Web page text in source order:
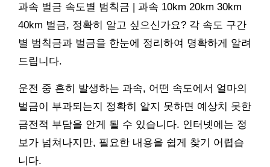
과속 벌금 속도별 범칙금 | 과속 10km 20km 30km
40km 벌금, 정확히 알고 싶으신가요? 각 속도 구간
별 범칙금과 벌금을 한눈에 정리하여 명확하게 알려
드립니다.
운전 중 흔히 발생하는 과속, 어떤 속도에서 얼마의
벌금이 부과되는지 정확히 알지 못하면 예상치 못한
금전적 부담을 안게 될 수 있습니다. 인터넷에는 정
보가 넘쳐나지만, 필요한 내용을 쉽게 찾기 어렵습
니다.